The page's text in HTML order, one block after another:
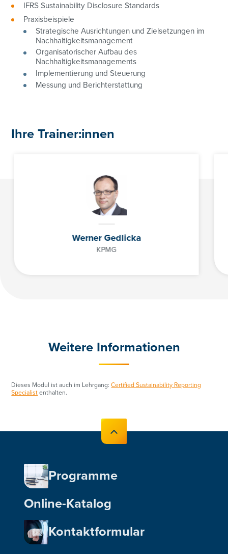
IFRS Sustainability Disclosure Standards
Praxisbeispiele
Strategische Ausrichtungen und Zielsetzungen im
Nachhaltigkeitsmanagement
Organisatorischer Aufbau des
Nachhaltigkeitsmanagements
Implementierung und Steuerung
Messung und Berichterstattung
Ihre Trainer:innen
Werner Gedlicka
KPMG
Weitere Informationen
Dieses Modul ist auch im Lehrgang:Certified Sustainability Reporting
Specialist enthalten.
Programme
Online-Katalog
Kontaktformular
katharina.ulm@controller-institut.at